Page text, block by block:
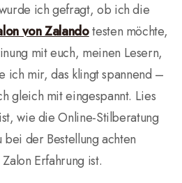
ich gefragt, ob ich die
von Zalandotesten möchte,
mit euch, meinen Lesern,
ich mir, das klingt spannend –
gleich mit eingespannt. Lies
wie die Online-Stilberatung
der Bestellung achten
Erfahrung ist.